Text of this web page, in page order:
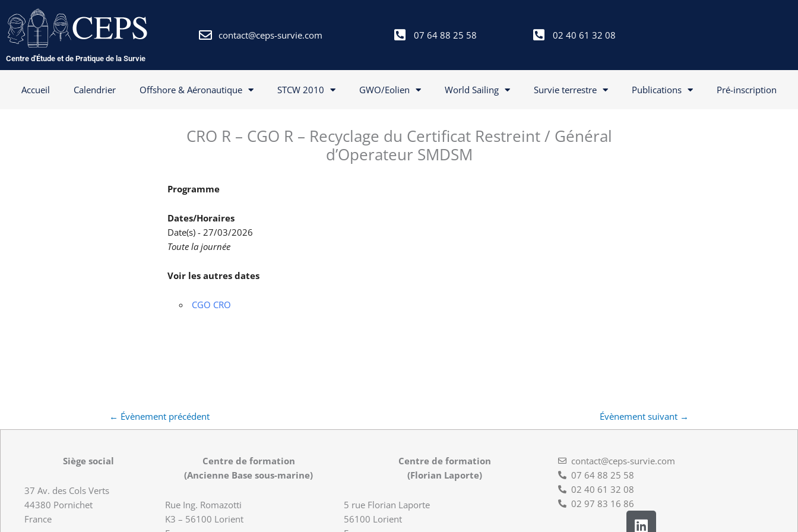
au
contenu
Centre d'Étude et de Pratique de la Survie
contact@ceps-survie.com 07 64 88 25 58 02 40 61 32 08
Accueil Calendrier Offshore & Aéronautique STCW 2010 GWO/Eolien World Sailing Survie terrestre Publications Pré-inscription
CRO R – CGO R – Recyclage du Certificat Restreint / Général
d’Operateur SMDSM
Programme
Dates/Horaires
Date(s) - 27/03/2026
Toute la journée
Voir les autres dates
CGO CRO
← Évènement précédent Évènement suivant →
Siège social
37 Av. des Cols Verts
44380 Pornichet
France
Centre de formation
(Ancienne Base sous-marine)
Rue Ing. Romazotti
K3 – 56100 Lorient
Centre de formation
(Florian Laporte)
5 rue Florian Laporte
56100 Lorient
contact@ceps-survie.com
07 64 88 25 58
02 40 61 32 08
02 97 83 16 86
L